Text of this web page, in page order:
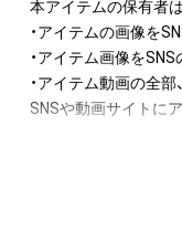
本アイテムの保有者
・アイテムの画像を
・アイテム画像を
・アイテム動画の全
SNSや動画サイトに
・アイテムの画像を